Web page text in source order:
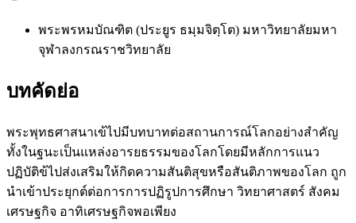
พระพรหมบัณฑิต (ประยูร ธมฺมจิตฺโต) มหาวิทยาลัยมหา
จุฬาลงกรณราชวิทยาลัย
บทคัดย่อ
พระพุทธศาสนาเข้ไปมีบทบาทต่อสถานการณ์โลกอย่างสำคัญ
ทั้งในฐนะเป็นแหล่งอารยธรรมของโลกโดยมีหลักการแนว
ปฏิบัติข้ไปส่งเสริมให้กิดความสันติสุขหรือสันติภาพของโลก ถูก
นำเข้าประยุกต์ต่อการการปฏิรูปการศึกษา วิทยาศาสตร์ สังคม
เศรษฐกิจ อาทิเศรษฐกิจพอเพียง